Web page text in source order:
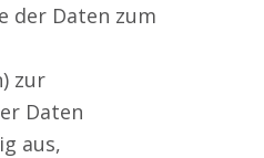
der Daten zum
zur
Daten
aus,